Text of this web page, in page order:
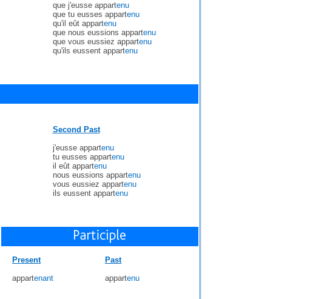
que j'eusse appartenu
que tu eusses appartenu
qu'il eût appartenu
que nous eussions appartenu
que vous eussiez appartenu
qu'ils eussent appartenu
Second Past
j'eusse appartenu
tu eusses appartenu
il eût appartenu
nous eussions appartenu
vous eussiez appartenu
ils eussent appartenu
Present
appartenant
Past
appartenu